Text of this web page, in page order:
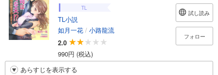
TL
TL小説
如月一花 / 小路龍流
2.0
990円 (税込)
試し読み
フォロー
あらすじを表示する